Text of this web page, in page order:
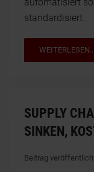
standardisiert.
WEITERLESEN...
SUPPLY
SINKEN,
Beitrag